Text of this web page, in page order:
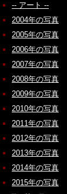
-- アート --
2004年の写真
2005年の写真
2006年の写真
2007年の写真
2008年の写真
2009年の写真
2010年の写真
2011年の写真
2012年の写真
2013年の写真
2014年の写真
2015年の写真